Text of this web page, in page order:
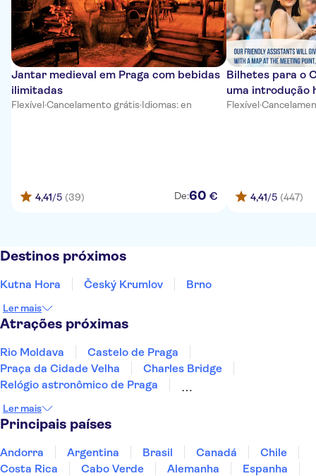
Jantar medieval em Praga com bebidas
ilimitadas
Flexível·Cancelamento grátis·Idiomas: en
4,41/5 (39) De:60 €
Bilhetes para o
uma introdução
Flexível·
4,41/5 (447)
Destinos próximos
Kutna Hora Český Krumlov Brno
Ler mais
Atrações próximas
Rio Moldava
Castelo de Praga
Praça da Cidade Velha
Charles Bridge
Relógio astronômico de Praga
Castelo de Karlštejn
Aquapalace Prague
Cervejaria Pilsner Urquell
Museum of Communism
Wallenstein Palace
Ler mais
Principais países
Andorra Argentina Brasil Canadá
Chile
Costa Rica
Cabo Verde Alemanha
Espanha